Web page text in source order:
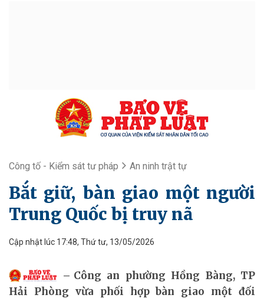
Công tố - Kiểm sát tư pháp An ninh trật tự
Bắt giữ, bàn giao một người
Trung Quốc bị truy nã
Cập nhật lúc 17:48, Thứ tư, 13/05/2026
Công an phường Hồng Bàng, TP
Hải Phòng vừa phối hợp bàn giao một đối